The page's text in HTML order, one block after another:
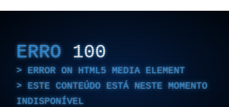
ERRO 100
ERROR ON HTML5 MEDIA ELEMENT
ESTE CONTEÚDO ESTÁ NESTE MOMENTO
INDISPONÍVEL